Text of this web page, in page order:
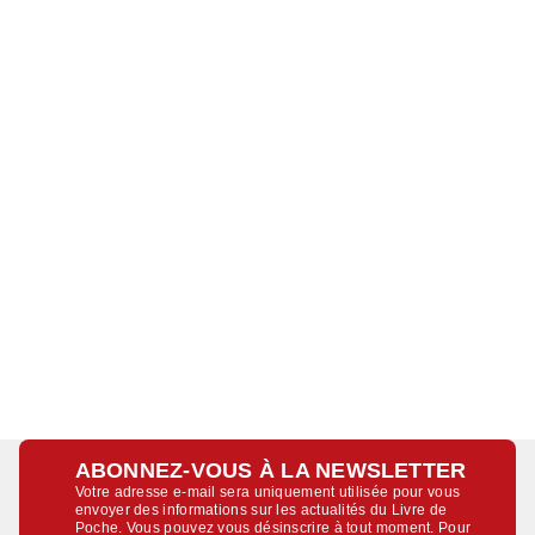
ABONNEZ-VOUS À LA NEWSLETTER
Votre adresse e-mail sera uniquement utilisée pour vous
envoyer des informations sur les actualités du Livre de
Poche. Vous pouvez vous désinscrire à tout moment. Pour